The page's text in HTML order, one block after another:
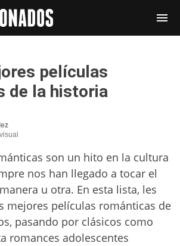
películas
de la historia
son un hito en la cultura
nos han llegado a tocar el
u otra. En esta lista, les
mejores películas románticas de
pasando por clásicos como
romances adolescentes